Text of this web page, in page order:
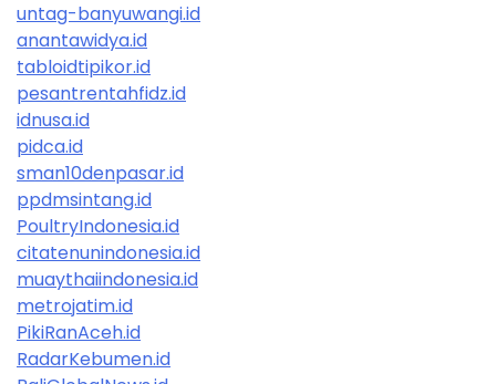
untag-banyuwangi.id
anantawidya.id
tabloidtipikor.id
pesantrentahfidz.id
idnusa.id
pidca.id
sman10denpasar.id
ppdmsintang.id
PoultryIndonesia.id
citatenunindonesia.id
muaythaiindonesia.id
metrojatim.id
PikiRanAceh.id
RadarKebumen.id